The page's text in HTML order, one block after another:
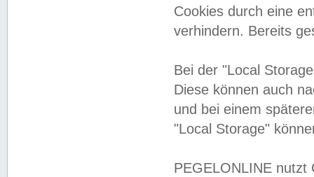
Cookies durch eine
verhindern. Bereits
Bei der "Local
Diese können auch
und bei einem
"Local Storage"
PEGELONLINE nutzt